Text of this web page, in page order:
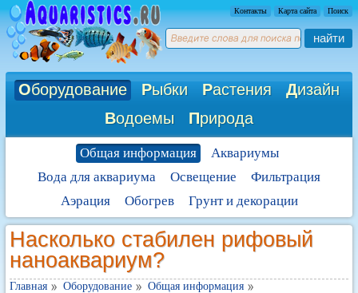
Контакты Карта сайта Поиск
найти
Оборудование Рыбки Растения Дизайн
Водоемы Природа
Общая информация
Аквариумы
Вода для аквариума
Освещение
Фильтрация
Аэрация
Обогрев Грунт и декорации
Насколько стабилен рифовый
наноаквариум?
Главная Оборудование
Общая информация